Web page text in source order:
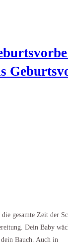
gesamte Zeit der
Dein Baby
Bauch. Auch in